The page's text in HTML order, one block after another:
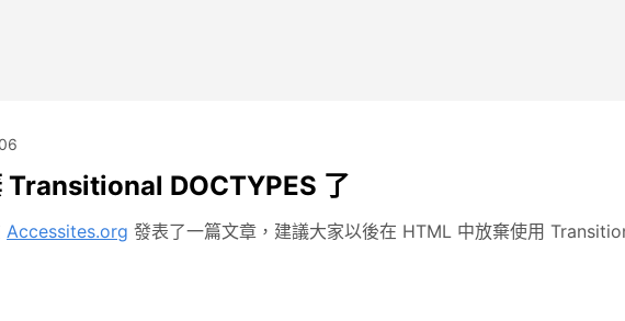
Transitional DOCTYPES 了
Accessites.org 發表了一篇文章，建議大家以後在 HTML 中放棄使用